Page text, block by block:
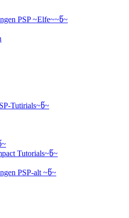
PSP ~Elfe~~წ~
Tutirials~წ~
Tutorials~წ~
PSP-alt ~წ~